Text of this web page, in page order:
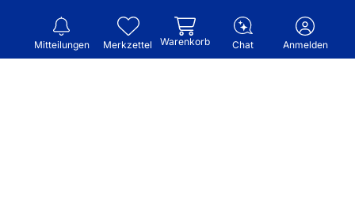
Mitteilungen Merkzettel Warenkorb Chat Anmelden